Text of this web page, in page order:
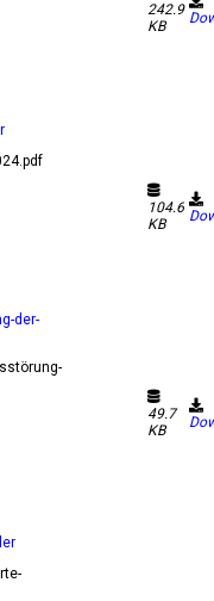
242.9
KB
104.6
KB
der-
49.7
KB